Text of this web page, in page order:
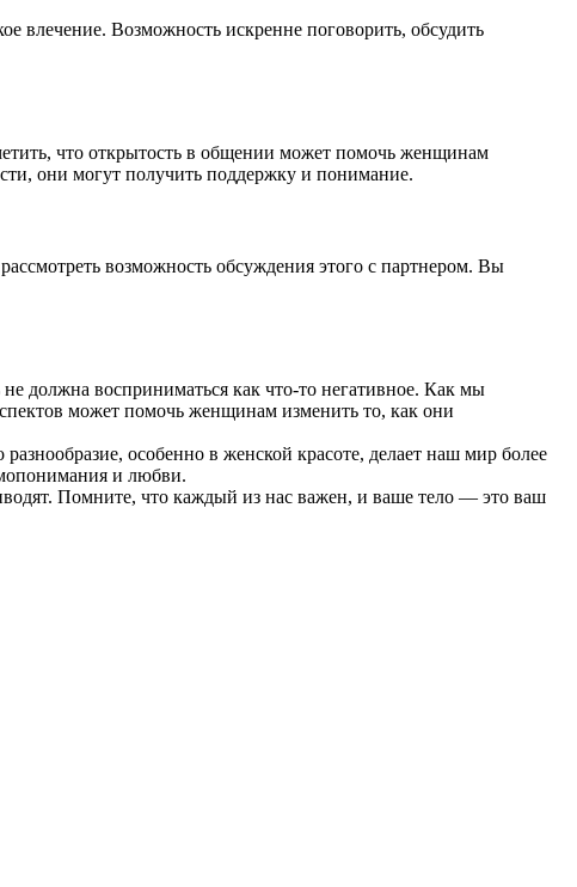
влечение. Возможность искренне поговорить, обсудить
что открытость в общении может помочь женщинам
они могут получить поддержку и понимание.
возможность обсуждения этого с партнером. Вы
должна восприниматься как что-то негативное. Как мы
может помочь женщинам изменить то, как они
особенно в женской красоте, делает наш мир более
и любви.
Помните, что каждый из нас важен, и ваше тело — это ваш